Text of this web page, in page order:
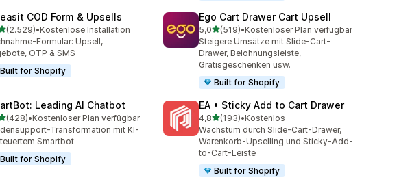
COD Form & Upsells
5 Sternen
(2.529)
Rezensionen insgesamt
•Kostenlose Installation
Formular: Upsell,
OTP & SMS
Built for Shopify
Ego Cart Drawer Cart Upsell
5,0von 5 Sternen
(519)
519 Rezensionen insgesamt
•Kostenloser Plan verfügbar
Steigere Umsätze mit Slide-Cart-
Drawer, Belohnungsleiste,
Gratisgeschenken usw.
Built for Shopify
Leading AI Chatbot
5 Sternen
(428)
Rezensionen insgesamt
•Kostenloser Plan verfügbar
Transformation mit KI-
Smartbot
Built for Shopify
EA • Sticky Add to Cart Drawer
4,8von 5 Sternen
(193)
193 Rezensionen insgesamt
•Kostenlos
Wachstum durch Slide-Cart-Drawer,
Warenkorb-Upselling und Sticky-Add-
to-Cart-Leiste
Built for Shopify